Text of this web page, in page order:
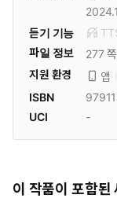
듣기 기능
파일 정보
277 쪽
지원 환경
앱
ISBN
UCI
-
이 작품이 포함된